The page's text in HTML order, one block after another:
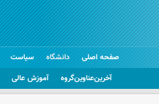
صفحه اصلی
دانشگاه
آخرین‌عناوین‌گروه
آموزش عالی
سیاست